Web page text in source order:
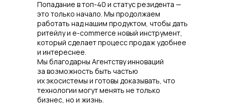
Попадание в топ-40 и статус резидента —
это только начало. Мы продолжаем
работать над нашим продуктом, чтобы дать
ритейлу и e-commerce новый инструмент,
который сделает процесс продаж удобнее
и интереснее.
Мы благодарны Агентству инноваций
за возможность быть частью
их экосистемы и готовы доказывать, что
технологии могут менять не только
бизнес, но и жизнь.
297. Номер решения о государственной
аккредитации: АО-20 250 123−23 326 088 420−3
Правовая информация